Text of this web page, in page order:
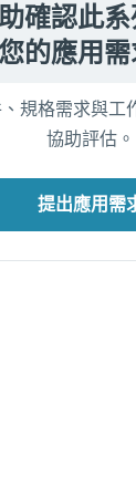
確認此
的應用需
規格需求與工
協助評估。
提出應用需